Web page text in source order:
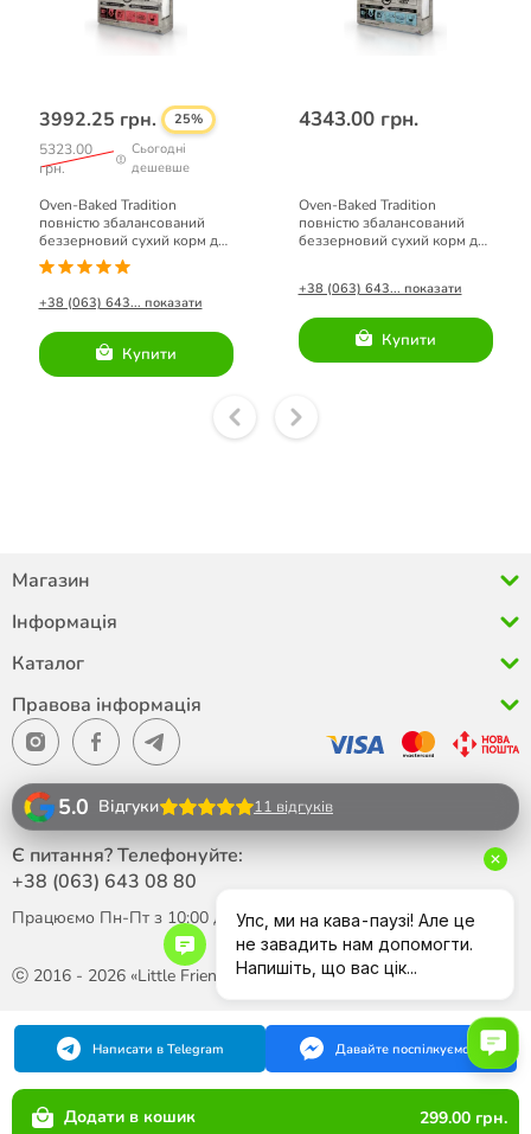
3992.25 грн. 25%
5323.00
грн.
Сьогодні
дешевше
Oven-Baked Tradition
повністю збалансований
беззерновий сухий корм для
собак малих порід з
червоного м’яса 5,67кг.
+38 (063) 643... показати
Купити
4343.00 грн.
Oven-Baked Tradition
повністю збалансований
беззерновий сухий корм для
+38 (063) 643... показати
Купити
Додати в кошик 299.00 грн.
Магазин
Інформація
Каталог
Правова інформація
ⓒ 2016 - 2026 «Little Friend»
5.0 Відгуки 11 відгуків
Є питання? Телефонуйте:
+38 (063) 643 08 80
Працюємо Пн-Пт з 10:00 до 18:00
Написати в Telegram Давайте поспілкуємося